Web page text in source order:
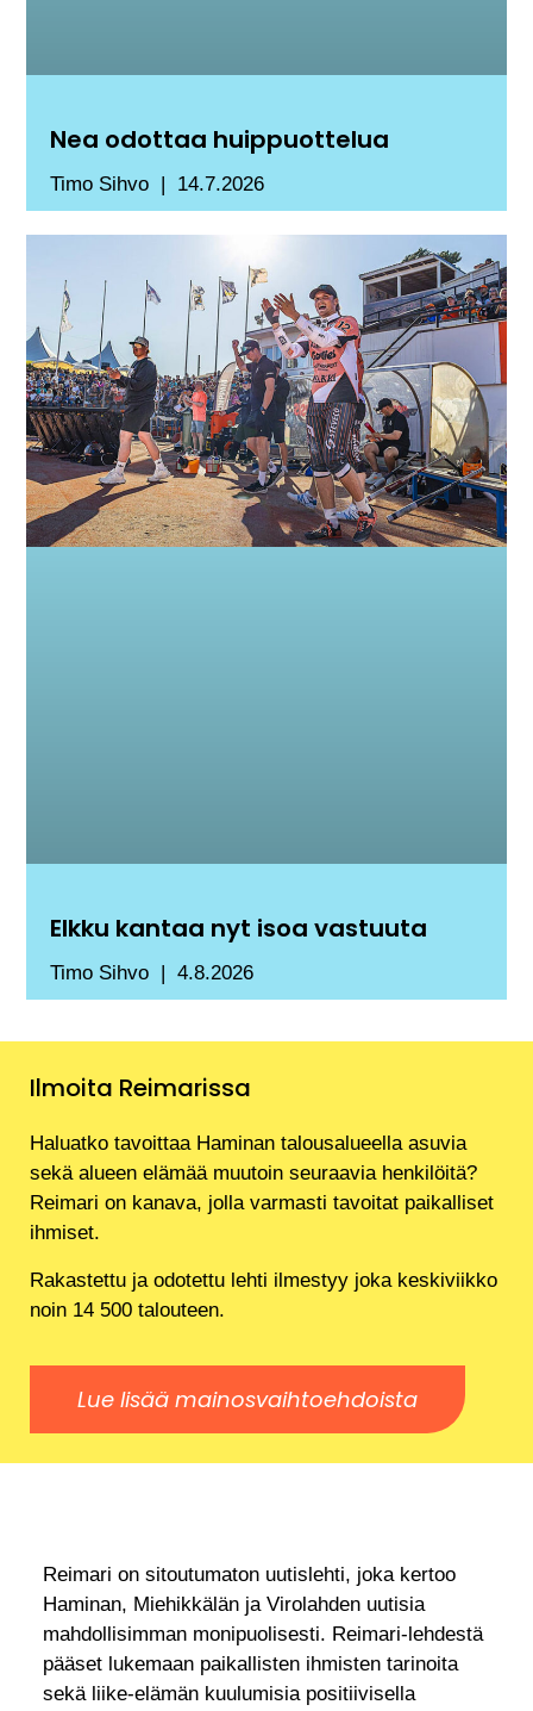
Nea odottaa huippuottelua
Timo Sihvo 14.7.2026
Elkku kantaa nyt isoa vastuuta
Timo Sihvo 4.8.2026
Ilmoita Reimarissa
Haluatko tavoittaa Haminan talousalueella asuvia
sekä alueen elämää muutoin seuraavia henkilöitä?
Reimari on kanava, jolla varmasti tavoitat paikalliset
ihmiset.
Rakastettu ja odotettu lehti ilmestyy joka keskiviikko
noin 14 500 talouteen.
Lue lisää mainosvaihtoehdoista
Reimari on sitoutumaton uutislehti, joka kertoo
Haminan, Miehikkälän ja Virolahden uutisia
mahdollisimman monipuolisesti. Reimari-lehdestä
pääset lukemaan paikallisten ihmisten tarinoita
sekä liike-elämän kuulumisia positiivisella